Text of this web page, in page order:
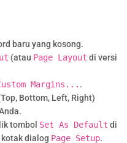
baru yang kosong.
(atau Page Layout di versi
Margins... .
Bottom, Left, Right)
tombol Set As Default di
dialog Page Setup.